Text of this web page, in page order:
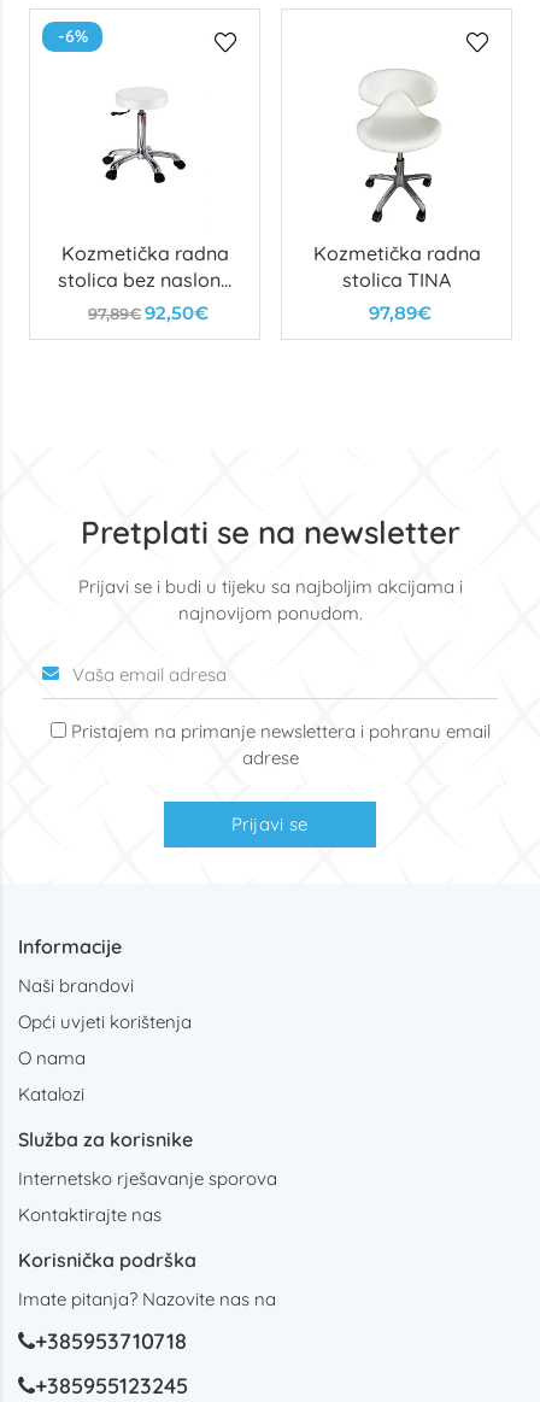
-6%
Kozmetička radna
stolica bez naslona
FAST
97,89€92,50€
Kozmetička radna
stolica TINA
97,89€
Pretplati se na newsletter
Prijavi se i budi u tijeku sa najboljim akcijama i
najnovijom ponudom.
Pristajem na primanje newslettera i pohranu email
adrese
Prijavi se
Informacije
Naši brandovi
Opći uvjeti korištenja
O nama
Katalozi
Služba za korisnike
Internetsko rješavanje sporova
Kontaktirajte nas
Korisnička podrška
Imate pitanja? Nazovite nas na
+385953710718
+385955123245